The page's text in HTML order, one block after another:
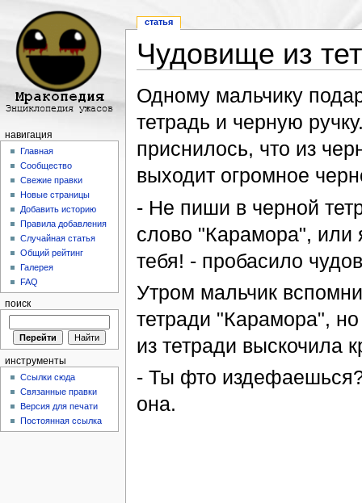
Чудовище из
Одному мальчику
тетрадь и черную
приснилось, что из
выходит огромное
- Не пиши в черной
слово "Карамора", или
тебя! - пробасило
Утром мальчик
тетради "Карамора",
из тетради выскочила
- Ты фто
она.
статья
навигация
Главная
Сообщество
Свежие правки
Новые страницы
Добавить историю
Правила добавления
Случайная статья
Общий рейтинг
Галерея
FAQ
поиск
инструменты
Ссылки сюда
Связанные правки
Версия для печати
Постоянная ссылка